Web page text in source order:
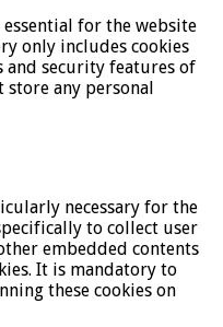
essential for the website
only includes cookies
and security features of
store any personal
necessary for the
to collect user
embedded contents
It is mandatory to
these cookies on